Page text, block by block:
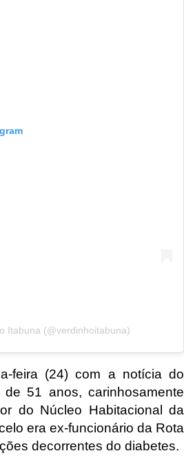
Itabuna (@verdinhoitabuna)
feira (24) com a notícia do
51 anos, carinhosamente
do Núcleo Habitacional da
era ex-funcionário da Rota
decorrentes do diabetes.